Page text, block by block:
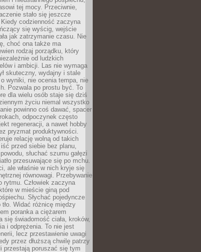
tej mocy. Przeciwnie,
stało się jeszcze
codzienność zaczyna
się wyścig, wejście
jak zatrzymanie czasu. Nie
choć ona także ma
rodzaj porządku, który
od ludzkich
i ambicji. Las nie wymaga
skuteczny, wydajny i stale
wyniki, nie ocenia tempa, nie
Pozwala po prostu być. To
dla wielu osób staje się dziś
życiu niemal wszystko
powinno coś dawać, spacer
odpoczynek często
regeneracji, a nawet hobby
pryzmat produktywności.
relację wolną od takich
przed siebie bez planu,
słuchać szumu gałęzi
przesuwające się po mchu.
ale właśnie w nich kryje się
równowagi. Przebywanie
rytmu. Człowiek zaczyna
w mieście giną pod
Słychać pojedyncze
Widać różnicę między
poranka a ciężarem
się świadomość ciała, kroków,
i odprężenia. To nie jest
lecz przestawienie uwagi
przez dłuższą chwilę patrzy
przestają poruszać się tym